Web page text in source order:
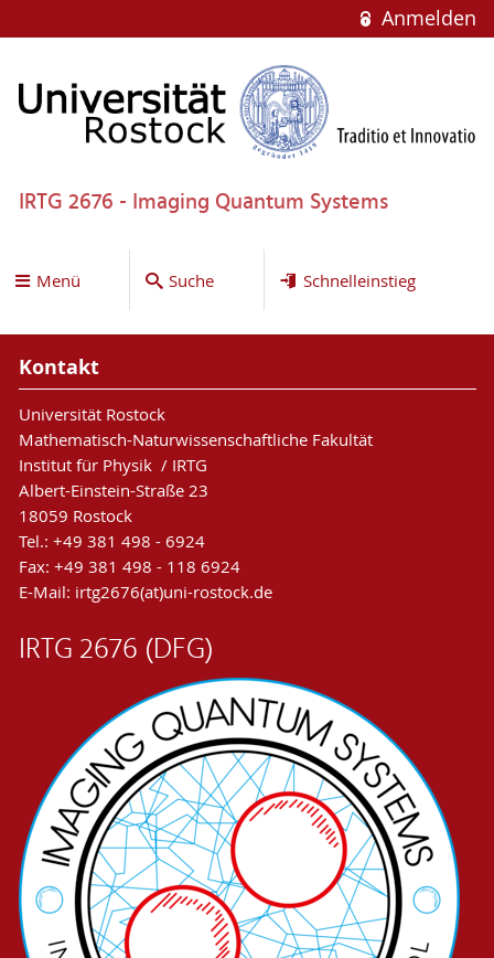
Anmelden
IRTG 2676 - Imaging Quantum Systems
Menü Suche Schnelleinstieg
Kontakt
Universität Rostock
Mathematisch-Naturwissenschaftliche Fakultät
Institut für Physik / IRTG
Albert-Einstein-Straße 23
18059 Rostock
Tel.: +49 381 498 - 6924
Fax: +49 381 498 - 118 6924
E-Mail: irtg2676(at)uni-rostock.de
IRTG 2676 (DFG)